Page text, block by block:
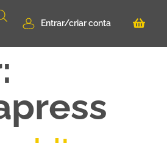
Entrar/criar conta